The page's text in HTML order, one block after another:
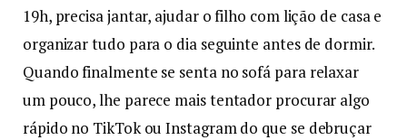
19h, precisa jantar, ajudar o filho com lição de casa e
organizar tudo para o dia seguinte antes de dormir.
Quando finalmente se senta no sofá para relaxar
um pouco, lhe parece mais tentador procurar algo
rápido no TikTok ou Instagram do que se debruçar